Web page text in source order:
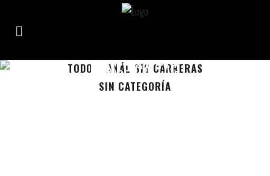
BENÉFICA TAG
TODO
ANÁLISIS CARRERAS
SIN CATEGORÍA